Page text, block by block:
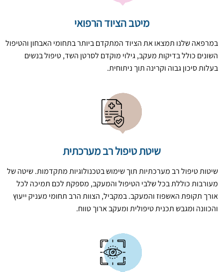
מיטב הציוד הרפואי
במרפאה שלנו תמצאו את הציוד המתקדם ביותר בתחומי האבחון והטיפול
השונים כולל בדיקות מעקב, גילוי מוקדם לסרטן השד, טיפול בנשים
בעלות סיכון גבוה וקרינה תוך ניתוחית.
שיטת טיפול רב מערכתית
שיטות טיפול רב מערכתיות תוך שימוש בטכנולוגיות מתקדמות. שיטה של
מעורבות כוללת בכל שלבי הטיפול והמעקב, מספקת לכם תמיכה לכל
אורך תקופת האשפוז והמעקב. במקביל, הצוות הרב תחומי מעניק ייעוץ
והכוונה ומגבש תכנית טיפולית ומעקב ארוך טווח.